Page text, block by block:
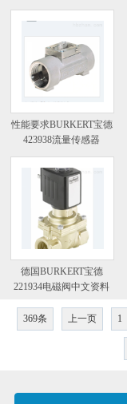
性能要求BURKERT宝德
423938流量传感器
德国BURKERT宝德
221934电磁阀中文资料
369条 上一页 1